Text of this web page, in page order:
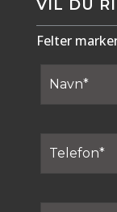
VIL DU
Felter